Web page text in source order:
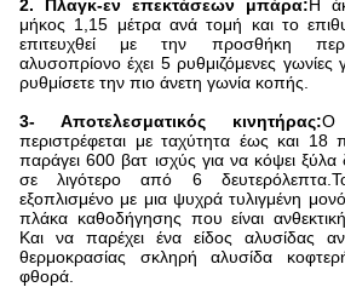
2. Πλαγκ-εν επεκτάσεων μπάρα:Η
μήκος 1,15 μέτρα ανά τομή και το
επιτευχθεί με την προσθήκη
αλυσοπρίονο έχει 5 ρυθμιζόμενες
ρυθμίσετε την πιο άνετη γωνία κοπής.
3- Αποτελεσματικός κινητήρας:Ο
περιστρέφεται με ταχύτητα έως και 18
παράγει 600 βατ ισχύς για να κόψει ξύλα
σε λιγότερο από 6
εξοπλισμένο με μια ψυχρά τυλιγμένη
πλάκα καθοδήγησης που είναι
Και να παρέχει ένα είδος αλυσίδας
θερμοκρασίας σκληρή αλυσίδα
φθορά.